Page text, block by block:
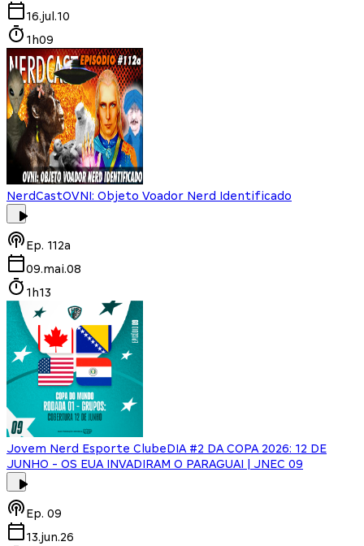
16.jul.10
1h09
NerdCastOVNI: Objeto Voador Nerd Identificado
Ep. 112a
09.mai.08
1h13
Jovem Nerd Esporte ClubeDIA #2 DA COPA 2026: 12 DE
JUNHO - OS EUA INVADIRAM O PARAGUAI | JNEC 09
Ep. 09
13.jun.26